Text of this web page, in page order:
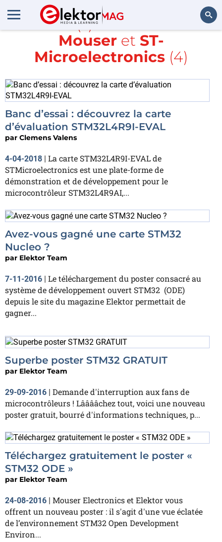
Article(s) avec la balise
Mouseret ST-
Microelectronics(4)
Banc d’essai : découvrez la carte
d’évaluation STM32L4R9I-EVAL
par Clemens Valens
4-04-2018 | La carte STM32L4R9I-EVAL de
STMicroelectronics est une plate-forme de
démonstration et de développement pour le
microcontrôleur STM32L4R9AI,...
Avez-vous gagné une carte STM32
Nucleo ?
par Elektor Team
7-11-2016 | Le téléchargement du poster consacré au
système de développement ouvert STM32 (ODE)
depuis le site du magazine Elektor permettait de
gagner...
Superbe poster STM32 GRATUIT
par Elektor Team
29-09-2016 | Demande d'interruption aux fans de
microcontrôleurs ! Lââââchez tout, voici une nouveau
poster gratuit, bourré d'informations techniques, p...
Téléchargez gratuitement le poster «
STM32 ODE »
par Elektor Team
24-08-2016
Mouser Electronics et Elektor vous
offrent un nouveau poster : il s'agit d'une vue éclatée
de l’environnement STM32 Open Development
Environ...